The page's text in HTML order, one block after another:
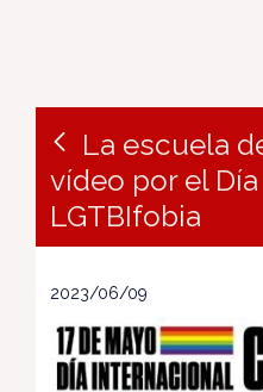
La escuela
vídeo por el
LGTBIfobia
2023/06/09